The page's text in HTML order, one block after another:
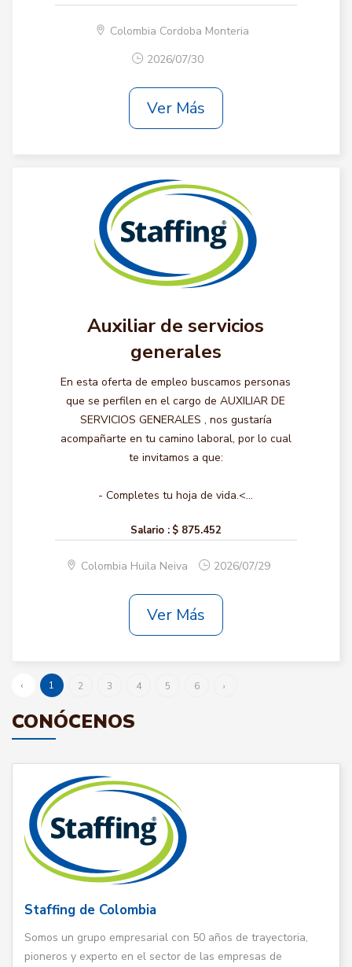
Colombia Cordoba Monteria
2026/07/30
Ver Más
Auxiliar de servicios
generales
En esta oferta de empleo buscamos personas
que se perfilen en el cargo de AUXILIAR DE
SERVICIOS GENERALES , nos gustaría
acompañarte en tu camino laboral, por lo cual
te invitamos a que:
- Completes tu hoja de vida.<...
Salario : $ 875.452
Colombia Huila Neiva 2026/07/29
Ver Más
‹ 1 2 3 4 5 6 ›
CONÓCENOS
Staffing de Colombia
Somos un grupo empresarial con 50 años de trayectoria,
pioneros y experto en el sector de las empresas de